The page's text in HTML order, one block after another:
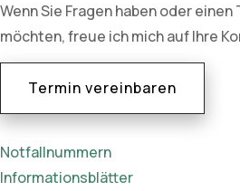
Wenn Sie Fragen haben oder
möchten, freue ich mich auf Ihre
Termin vereinbaren
Notfallnummern
Informationsblätter